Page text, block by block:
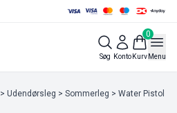
Søg Konto
0
KurvMenu
> Udendørsleg > Sommerleg > Water Pistol